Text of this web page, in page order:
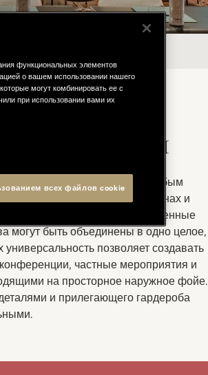
транслируется особым
панели, картины на стенах и
добавить самые современные
могут быть объединены в одно целое,
позволяет создавать
частные мероприятия и
на просторное наружное фойе.
и прилегающего гардероба
функциональных элементов
о вашем использовании нашего
могут комбинировать ее с
при использовании вами их
всех файлов cookie